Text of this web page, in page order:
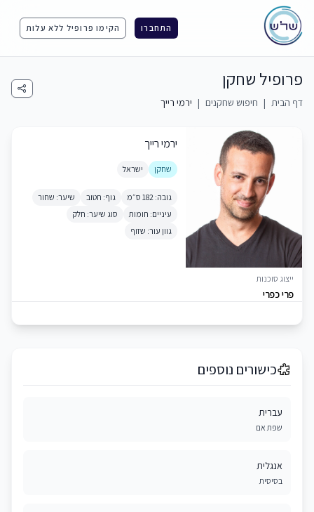
התחברו הקימו פרופיל ללא עלות
פרופיל שחקן
דף הבית | חיפוש שחקנים | ירמי רייך
ייצוג סוכנות
פרי כפרי
ירמי רייך
שחקן ישראל
גובה: 182 ס״מ גוף: חטוב
שיער: שחור
עיניים: חומות
סוג שיער: חלק
גוון עור: שזוף
כישורים נוספים
עברית
שפת אם
אנגלית
בסיסית